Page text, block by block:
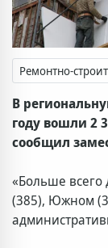
Ремонтно-
В
году вошли 2
сообщил
«Больше
(385), Южном